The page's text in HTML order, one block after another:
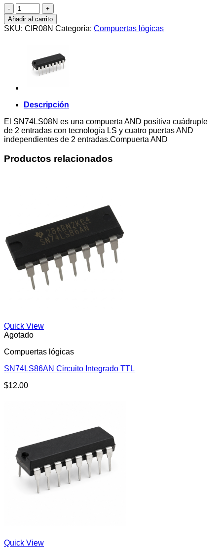
SN74LS08N
Circuito
integrado
TTL
Añadir al carrito
SKU: CIR08N Categoría: Compuertas lógicas
Descripción
El SN74LS08N es una compuerta AND positiva cuádruple
de 2 entradas con tecnología LS y cuatro puertas AND
independientes de 2 entradas.Compuerta AND
Productos relacionados
Quick View
Agotado
Compuertas lógicas
SN74LS86AN Circuito Integrado TTL
$12.00
Quick View